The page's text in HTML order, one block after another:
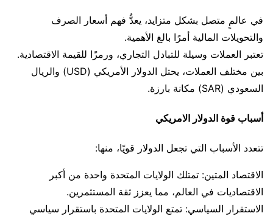
في عالمٍ متصل بشكل متزايد، يعدُّ فهم أسعار الصرف
والتحويلات المالية أمرًا بالغ الأهمية.
تعتبر العملات وسيلة للتبادل التجاري، ورمزًا للقيمة الاقتصادية.
بين مختلف العملات، يحتل الدولار الأمريكي (USD) والريال
السعودي (SAR) مكانة بارزة.
أسباب قوة الدولار الامريكي
تتعدد الأسباب التي تجعل الدولار قويًا، منها:
الاقتصاد المتين: تمتلك الولايات المتحدة واحدة من أكبر
الاقتصاديات في العالم، مما يعزز ثقة المستثمرين.
الاستقرار السياسي: تمتع الولايات المتحدة باستقرار سياسي